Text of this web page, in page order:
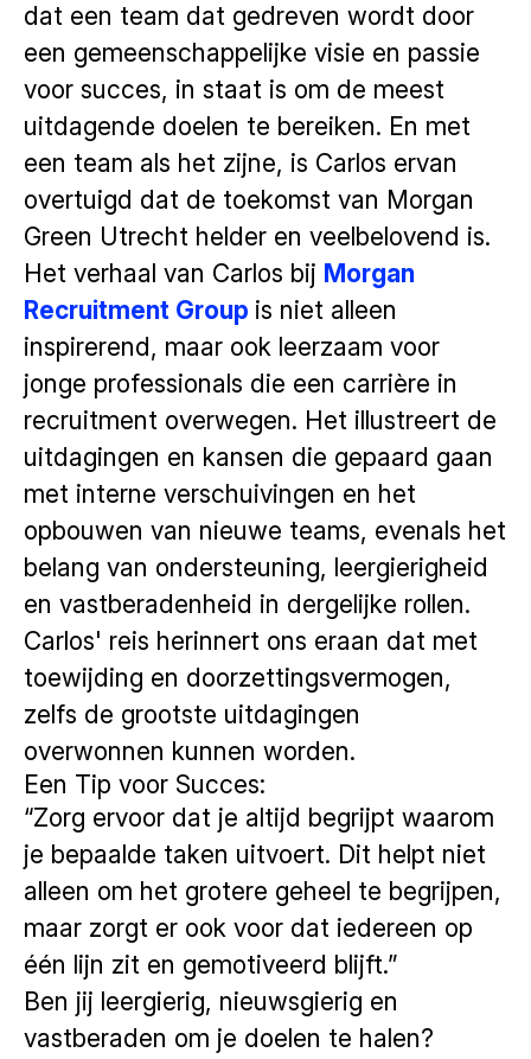
dat een team dat gedreven wordt door
een gemeenschappelijke visie en passie
voor succes, in staat is om de meest
uitdagende doelen te bereiken. En met
een team als het zijne, is Carlos ervan
overtuigd dat de toekomst van Morgan
Green Utrecht helder en veelbelovend is.
Het verhaal van Carlos bij Morgan
Recruitment Group is niet alleen
inspirerend, maar ook leerzaam voor
jonge professionals die een carrière in
recruitment overwegen. Het illustreert de
uitdagingen en kansen die gepaard gaan
met interne verschuivingen en het
opbouwen van nieuwe teams, evenals het
belang van ondersteuning, leergierigheid
en vastberadenheid in dergelijke rollen.
Carlos' reis herinnert ons eraan dat met
toewijding en doorzettingsvermogen,
zelfs de grootste uitdagingen
overwonnen kunnen worden.
Een Tip voor Succes:
“Zorg ervoor dat je altijd begrijpt waarom
je bepaalde taken uitvoert. Dit helpt niet
alleen om het grotere geheel te begrijpen,
maar zorgt er ook voor dat iedereen op
één lijn zit en gemotiveerd blijft.”
Ben jij leergierig, nieuwsgierig en
vastberaden om je doelen te halen?